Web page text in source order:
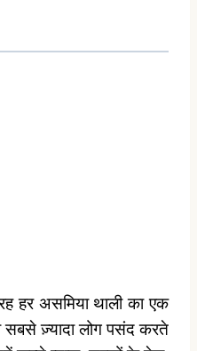
हर असमिया थाली का एक
सबसे ज़्यादा लोग पसंद करते